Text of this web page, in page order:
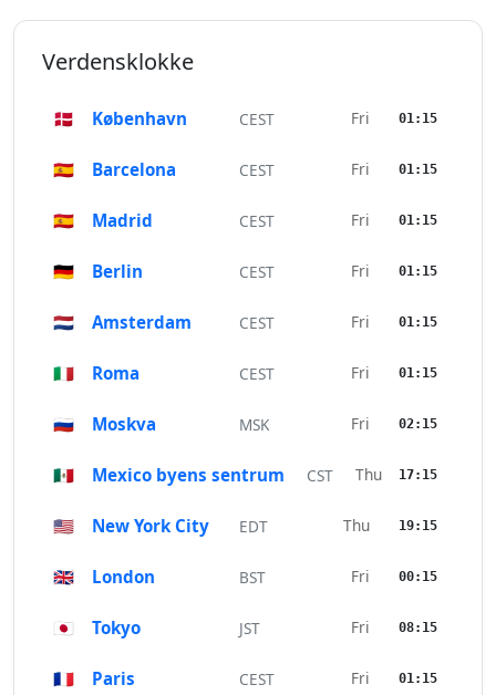
Verdensklokke
🇩🇰 København CEST Fri 01:15
🇪🇸 Barcelona CEST Fri 01:15
🇪🇸 Madrid CEST Fri 01:15
🇩🇪 Berlin CEST Fri 01:15
🇳🇱 Amsterdam CEST Fri 01:15
🇮🇹 Roma CEST Fri 01:15
🇷🇺 Moskva MSK Fri 02:15
🇲🇽 Mexico byens sentrum CST Thu 17:15
🇺🇸 New York City EDT Thu 19:15
🇬🇧 London BST Fri 00:15
🇯🇵 Tokyo JST Fri 08:15
🇫🇷 Paris CEST Fri 01:15